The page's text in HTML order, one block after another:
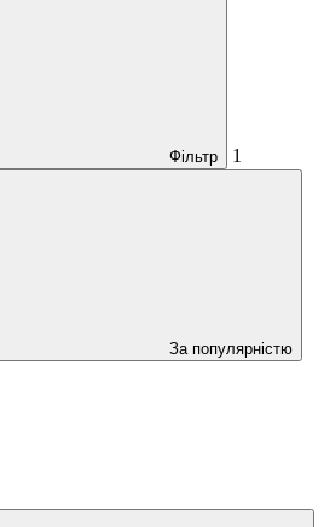
Фільтр 1
За популярністю